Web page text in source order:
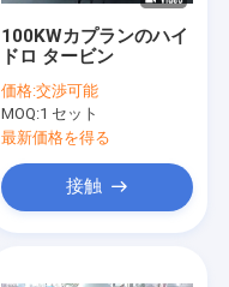
100KWカプランのハイ
ドロ タービン
価格:交渉可能
MOQ:1 セット
最新価格を得る
接触